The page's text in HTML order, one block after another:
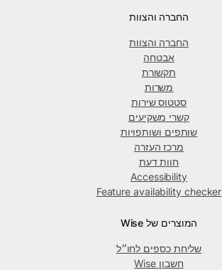
החברה והצוות
החברה והצוות
אבטחה
תקשורת
משרות
סטטוס שירות
קשרי משקיעים
שותפים ושותפויות
מרכז העזרה
חוות דעת
Accessibility
Feature availability checker
המוצרים של Wise
שליחת כספים לחו״ל
חשבון Wise